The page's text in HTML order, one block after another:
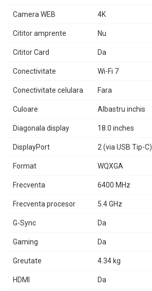
Camera WEB 4K
Cititor amprente Nu
Cititor Card Da
Conectivitate Wi-Fi 7
Conectivitate celulara Fara
Culoare Albastru inchis
Diagonala display 18.0 inches
DisplayPort 2 (via USB Tip-C)
Format WQXGA
Frecventa 6400 MHz
Frecventa procesor 5.4 GHz
G-Sync Da
Gaming Da
Greutate 4.34 kg
HDMI Da